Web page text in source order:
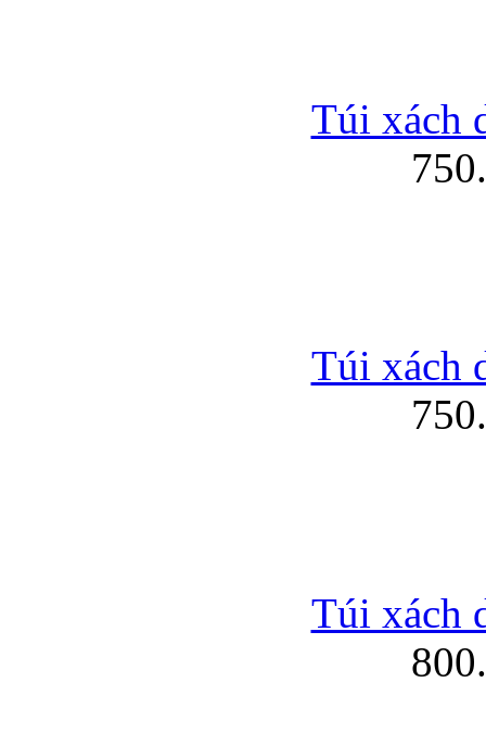
Túi xách
Túi xách
Túi xách